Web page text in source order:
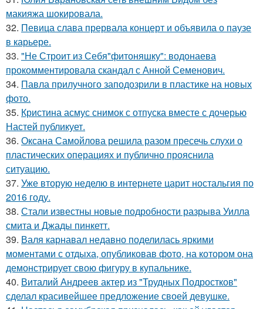
макияжа шокировала.
32. Певица слава прервала концерт и объявила о паузе
в карьере.
33. "Не Строит из Себя"фитоняшку": водонаева
прокомментировала скандал с Анной Семенович.
34. Павла прилучного заподозрили в пластике на новых
фото.
35. Кристина асмус снимок с отпуска вместе с дочерью
Настей публикует.
36. Оксана Самойлова решила разом пресечь слухи о
пластических операциях и публично прояснила
ситуацию.
37. Уже вторую неделю в интернете царит ностальгия по
2016 году.
38. Стали известны новые подробности разрыва Уилла
смита и Джады пинкетт.
39. Валя карнавал недавно поделилась яркими
моментами с отдыха, опубликовав фото, на котором она
демонстрирует свою фигуру в купальнике.
40. Виталий Андреев актер из "Трудных Подростков"
сделал красивейшее предложение своей девушке.